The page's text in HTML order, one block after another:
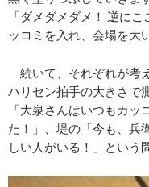
「ダメダメダメ！ 逆に
ッコミを入れ、会場を大
続いて、それぞれが考
ハリセン拍手の大きさで
「大泉さんはいつもカ
た！」、堤の「今も、兵
しい人がいる！」という